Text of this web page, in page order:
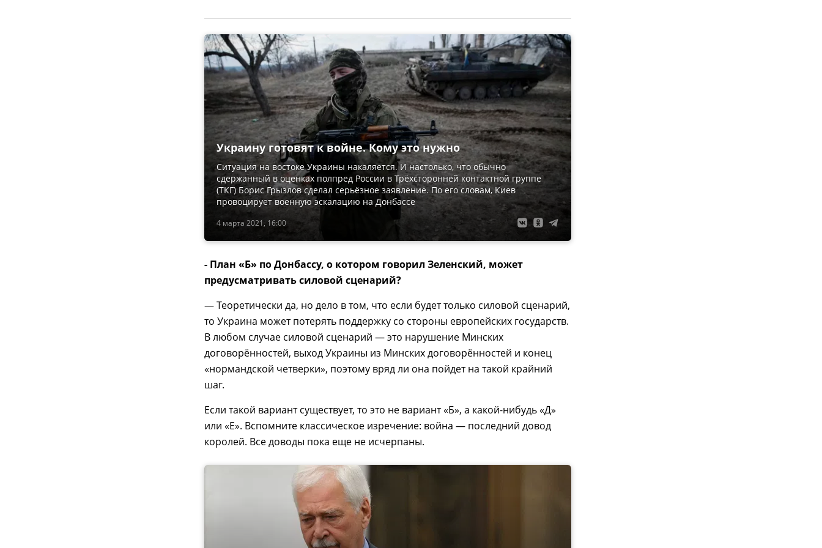
4 марта 2021, 16:00
Украину готовят к войне. Кому это нужно
Ситуация на востоке Украины накаляется. И настолько, что обычно
сдержанный в оценках полпред России в Трёхсторонней контактной группе
(ТКГ) Борис Грызлов сделал серьёзное заявление. По его словам, Киев
провоцирует военную эскалацию на Донбассе
- План «Б» по Донбассу, о котором говорил Зеленский, может
предусматривать силовой сценарий?
— Теоретически да, но дело в том, что если будет только силовой сценарий,
то Украина может потерять поддержку со стороны европейских государств.
В любом случае силовой сценарий — это нарушение Минских
договорённостей, выход Украины из Минских договорённостей и конец
«нормандской четверки», поэтому вряд ли она пойдет на такой крайний
шаг.
Если такой вариант существует, то это не вариант «Б», а какой-нибудь «Д»
или «Е». Вспомните классическое изречение: война — последний довод
королей. Все доводы пока еще не исчерпаны.